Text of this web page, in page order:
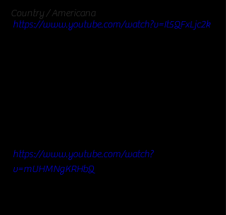
Country / Americana
https://www.youtube.com/watch?v=It5QFxLjc2k
https://www.youtube.com/watch?
v=mUHMNgKRHbQ